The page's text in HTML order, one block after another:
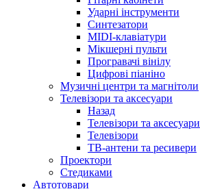
Ударні інструменти
Синтезатори
MIDI-клавіатури
Мікшерні пульти
Програвачі вінілу
Цифрові піаніно
Музичні центри та магнітоли
Телевізори та аксесуари
Назад
Телевізори та аксесуари
Телевізори
ТВ-антени та ресивери
Проектори
Стедиками
Автотовари